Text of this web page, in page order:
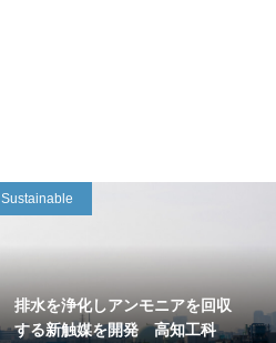
Sustainable
排水を浄化しアンモニアを回収
する新触媒を開発 高知工科